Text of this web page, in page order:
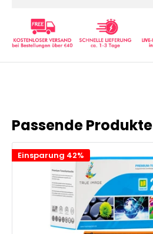
Passende Produkte
Einsparung 42%